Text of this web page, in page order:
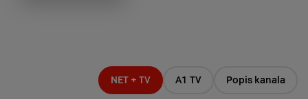
NET + TV A1 TV Popis kanala